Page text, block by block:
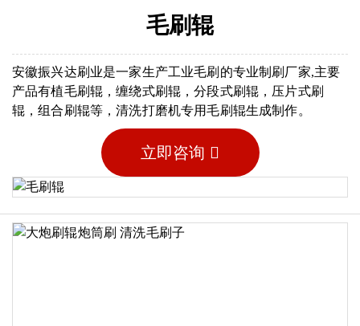
毛刷辊
安徽振兴达刷业是一家生产工业毛刷的专业制刷厂家,主要
产品有植毛刷辊，缠绕式刷辊，分段式刷辊，压片式刷
辊，组合刷辊等，清洗打磨机专用毛刷辊生成制作。
立即咨询